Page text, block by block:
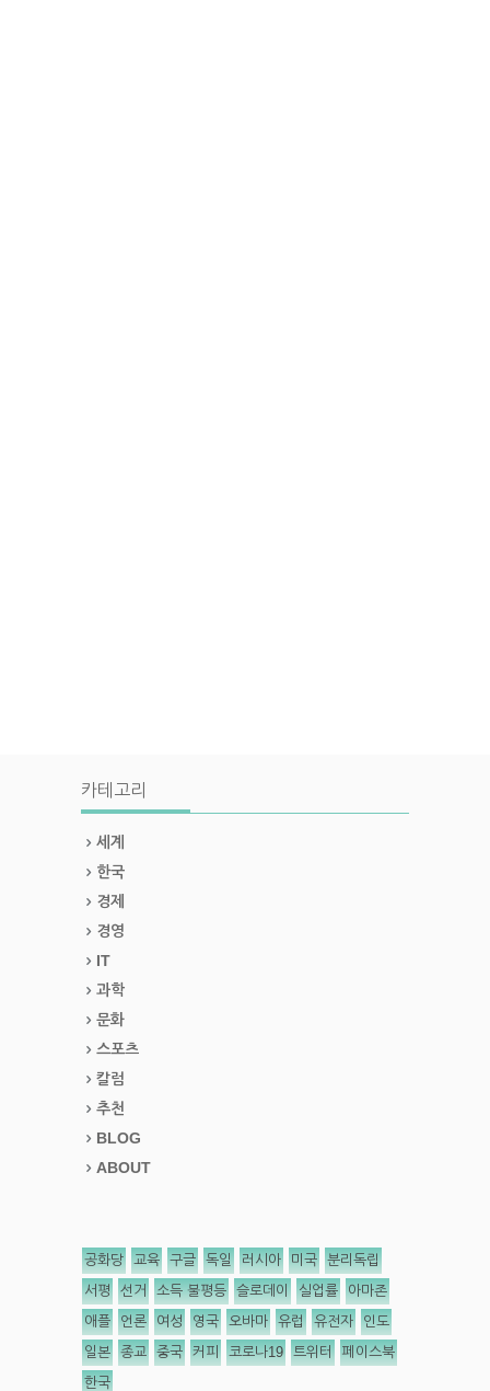
카테고리
세계
한국
경제
경영
IT
과학
문화
스포츠
칼럼
추천
BLOG
ABOUT
공화당 교육 구글 독일 러시아 미국 분리독립
서평 선거 소득 불평등 슬로데이 실업률 아마존
애플 언론 여성 영국 오바마 유럽 유전자 인도
일본 종교 중국 커피 코로나19 트위터 페이스북
한국